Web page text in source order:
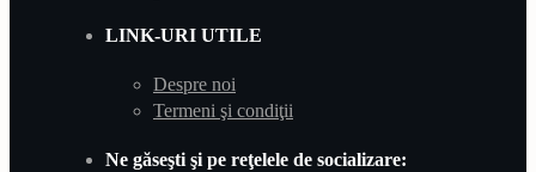
LINK-URI UTILE
Despre noi
Termeni şi condiţii
Ne găseşti şi pe reţelele de socializare: